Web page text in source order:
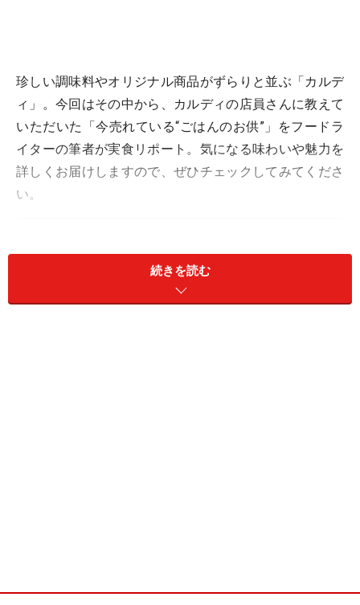
珍しい調味料やオリジナル商品がずらりと並ぶ「カルデ
ィ」。今回はその中から、カルディの店員さんに教えて
いただいた「今売れている“ごはんのお供”」をフードラ
イターの筆者が実食リポート。気になる味わいや魅力を
詳しくお届けしますので、ぜひチェックしてみてくださ
い。
2. 「明太高菜チーズ」537円
続きを読む